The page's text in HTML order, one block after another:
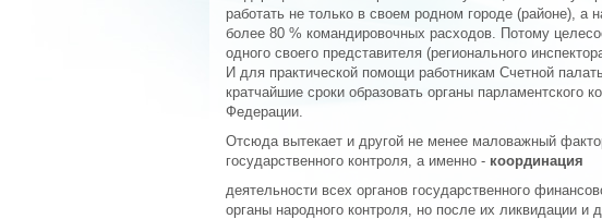
работать не только в своем родном городе (районе), а
более 80 % командировочных расходов. Потому
одного своего представителя (регионального
И для практической помощи работникам Счетной
кратчайшие сроки образовать органы парламентского
Федерации.
Отсюда вытекает и другой не менее маловажный
государственного контроля, а именно - координация
деятельности всех органов государственного
органы народного контроля, но после их ликвидации и